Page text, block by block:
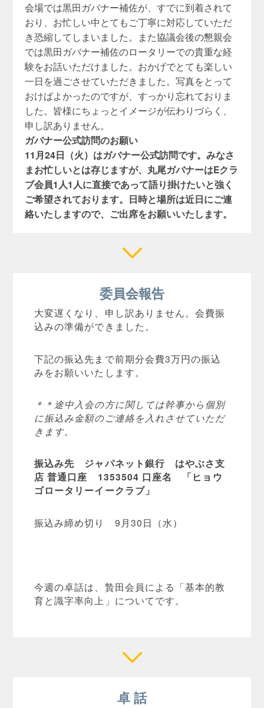
会場では黒田ガバナー補佐が、すでに到着されて
おり、 お忙しい中とてもご丁寧に対応していただ
き恐縮してしまいました。
また協議会後の懇親会
では黒田ガバナー補佐のロータリーでの貴重な経
験をお話いただけました。 おかげでとても楽しい
一日を過ごさせていただきました。写真をとって
おけばよかったのですが、すっかり忘れておりま
した。 皆様にちょっとイメージが伝わりづらく、
申し訳ありません。
ガバナー公式訪問のお願い
11月24日（火）はガバナー公式訪問です。みなさ
まお忙しいとは存じますが、 丸尾ガバナーはEクラ
ブ会員1人1人に直接であって語り掛けたいと強く
ご希望されております。 日時と場所は近日にご連
絡いたしますので、 ご出席をお願いいたします。
委員会報告
大変遅くなり、申し訳ありません。会費振
込みの準備ができました。
下記の振込先まで前期分会費3万円の振込
みをお願いいたします。
＊＊途中入会の方に関しては幹事から個別
に振込み金額のご連絡を入れさせていただ
きます。
振込み先 ジャパネット銀行 はやぶさ支
店 普通口座 1353504 口座名 「ヒョウ
ゴロータリーイークラブ」
振込み締め切り 9月30日（水）
今週の卓話は、贄田会員による「基本的教
育と識字率向上」についてです。
卓 話